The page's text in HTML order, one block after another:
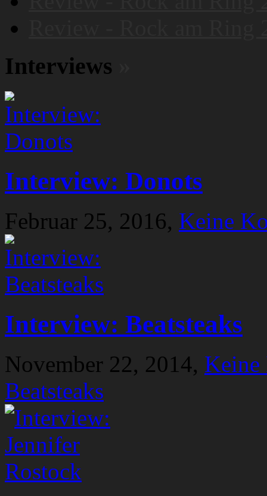
Interviews
Interview: Donots
Februar 25, 2016, Keine
Interview: Beatsteaks
November 22, 2014, Keine
Beatsteaks